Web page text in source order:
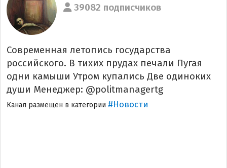
39082 подписчиков
Современная летопись государства
российского. В тихих прудах печали Пугая
одни камыши Утром купались Две одиноких
души Менеджер: @politmanagertg
Канал размещен в категории #Новости